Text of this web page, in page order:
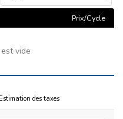
Prix/Cycle
vide
Estimation des taxes